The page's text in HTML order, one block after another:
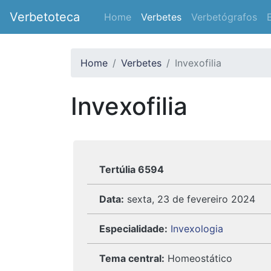
Verbetoteca Home Verbetes Verbetógrafos
Home Verbetes Invexofilia
Invexofilia
Tertúlia 6594
Data: sexta, 23 de fevereiro 2024
Especialidade: Invexologia
Tema central: Homeostático